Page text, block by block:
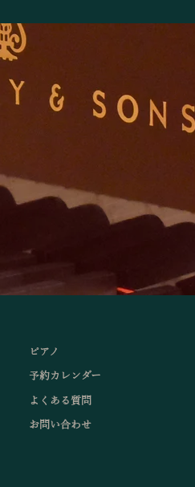
ピアノ
予約カレンダー
よくある質問
お問い合わせ